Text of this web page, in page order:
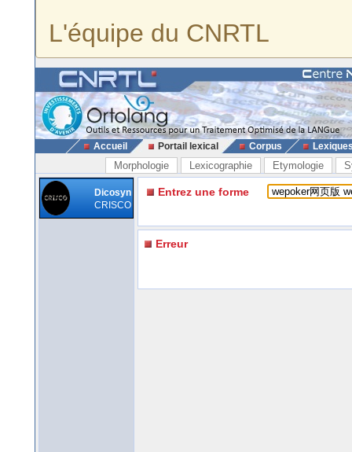
L'équipe du CNRTL
Accueil Portail lexical Corpus
Morphologie Lexicographie Etymologie
Dicosyn
CRISCO
Entrez une forme
Erreur